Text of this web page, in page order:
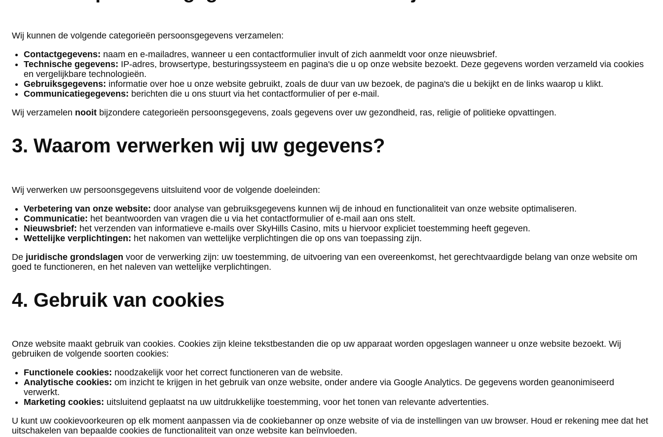
Wij kunnen de volgende categorieën persoonsgegevens verzamelen:
Contactgegevens: naam en e-mailadres, wanneer u een contactformulier invult of zich aanmeldt voor onze nieuwsbrief.
Technische gegevens: IP-adres, browsertype, besturingssysteem en pagina's die u op onze website bezoekt. Deze gegevens worden verzameld via cookies
en vergelijkbare technologieën.
Gebruiksgegevens: informatie over hoe u onze website gebruikt, zoals de duur van uw bezoek, de pagina's die u bekijkt en de links waarop u klikt.
Communicatiegegevens: berichten die u ons stuurt via het contactformulier of per e-mail.
Wij verzamelen nooit bijzondere categorieën persoonsgegevens, zoals gegevens over uw gezondheid, ras, religie of politieke opvattingen.
3. Waarom verwerken wij uw gegevens?
Wij verwerken uw persoonsgegevens uitsluitend voor de volgende doeleinden:
Verbetering van onze website: door analyse van gebruiksgegevens kunnen wij de inhoud en functionaliteit van onze website optimaliseren.
Communicatie: het beantwoorden van vragen die u via het contactformulier of e-mail aan ons stelt.
Nieuwsbrief: het verzenden van informatieve e-mails over SkyHills Casino, mits u hiervoor expliciet toestemming heeft gegeven.
Wettelijke verplichtingen: het nakomen van wettelijke verplichtingen die op ons van toepassing zijn.
De juridische grondslagen voor de verwerking zijn: uw toestemming, de uitvoering van een overeenkomst, het gerechtvaardigde belang van onze website om
goed te functioneren, en het naleven van wettelijke verplichtingen.
4. Gebruik van cookies
Onze website maakt gebruik van cookies. Cookies zijn kleine tekstbestanden die op uw apparaat worden opgeslagen wanneer u onze website bezoekt. Wij
gebruiken de volgende soorten cookies:
Functionele cookies: noodzakelijk voor het correct functioneren van de website.
Analytische cookies: om inzicht te krijgen in het gebruik van onze website, onder andere via Google Analytics. De gegevens worden geanonimiseerd
verwerkt.
Marketing cookies: uitsluitend geplaatst na uw uitdrukkelijke toestemming, voor het tonen van relevante advertenties.
U kunt uw cookievoorkeuren op elk moment aanpassen via de cookiebanner op onze website of via de instellingen van uw browser. Houd er rekening mee dat het
uitschakelen van bepaalde cookies de functionaliteit van onze website kan beïnvloeden.